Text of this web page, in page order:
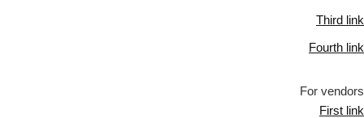
Third link
Fourth link
For vendors
First link